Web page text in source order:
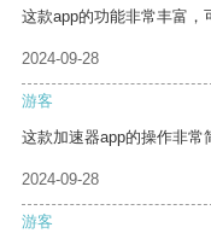
这款app的功能非常丰富，
2024-09-28
游客
这款加速器app的操作非常
2024-09-28
游客